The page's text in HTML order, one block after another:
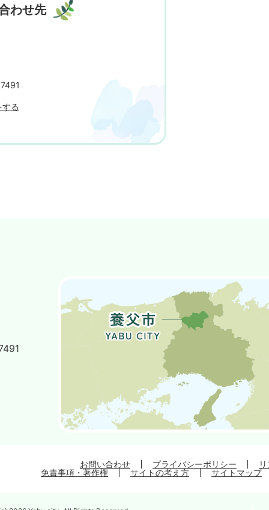
わせ先
る
お問い合わせ プライバシーポリシー
免責事項・著作権
サイトの考え方 サイトマップ